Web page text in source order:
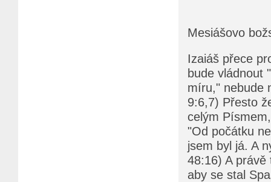
Mesiášovo
Izaiáš přece
bude vládnout
míru," nebude
9:6,7) Přesto
celým
"Od počátku
jsem byl já. A
48:16) A právě
aby se stal